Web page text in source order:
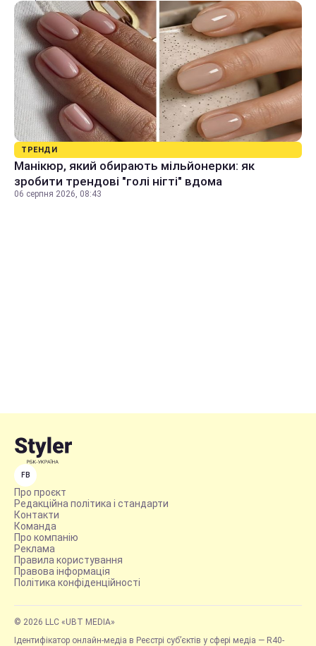
ТРЕНДИ
Манікюр, який обирають мільйонерки: як
зробити трендові "голі нігті" вдома
06 серпня 2026, 08:43
FB
Про проєкт
Редакційна політика і стандарти
Контакти
Команда
Про компанію
Реклама
Правила користування
Правова інформація
Політика конфіденційності
© 2026 LLC «UBT MEDIA»
Ідентифікатор онлайн-медіа в Реєстрі суб’єктів у сфері медіа — R40-